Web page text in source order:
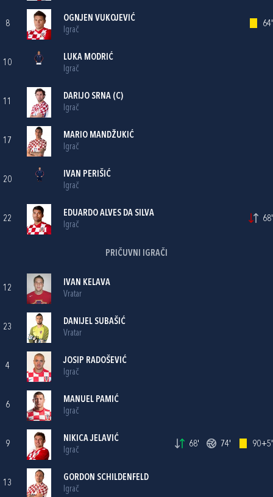
8
OGNJEN VUKOJEVIĆ
Igrač
64'
10
LUKA MODRIĆ
Igrač
11
DARIJO SRNA (C)
Igrač
17
MARIO MANDŽUKIĆ
Igrač
20
IVAN PERIŠIĆ
Igrač
22
EDUARDO ALVES DA SILVA
Igrač
68'
PRIČUVNI IGRAČI
12
IVAN KELAVA
Vratar
23
DANIJEL SUBAŠIĆ
Vratar
4
JOSIP RADOŠEVIĆ
Igrač
6
MANUEL PAMIĆ
Igrač
9
NIKICA JELAVIĆ
Igrač
68' 74' 90+5'
13
GORDON SCHILDENFELD
Igrač